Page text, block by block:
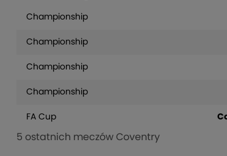
Championship
Championship
Championship
Championship
FA Cup
5 ostatnich meczów Coventry